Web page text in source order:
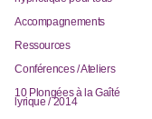
Accompagnements
Ressources
Conférences / Ateliers
10 Plongées à la Gaîté
lyrique / 2014